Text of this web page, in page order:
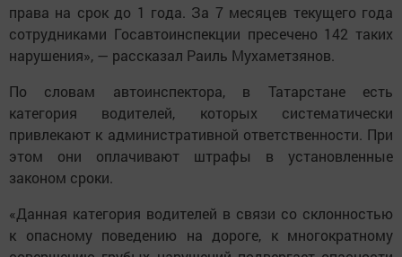
права на срок до 1 года. За 7 месяцев текущего года
сотрудниками Госавтоинспекции пресечено 142 таких
нарушения», — рассказал Раиль Мухаметзянов.
По словам автоинспектора, в Татарстане есть
категория водителей, которых систематически
привлекают к административной ответственности. При
этом они оплачивают штрафы в установленные
законом сроки.
«Данная категория водителей в связи со склонностью
к опасному поведению на дороге, к многократному